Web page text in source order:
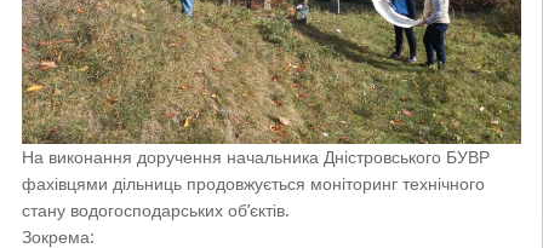
На виконання доручення начальника Дністровського БУВР
фахівцями дільниць продовжується моніторинг технічного
стану водогосподарських об’єктів.
Зокрема: